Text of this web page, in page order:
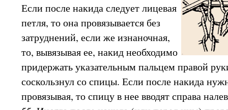
Если после накида следует лицевая
петля, то она провязывается без
затруднений, если же изнаночная,
то, вывязывая ее, накид необходимо
придержать указательным пальцем правой
соскользнул со спицы. Если после накида
провязывая, то спицу в нее вводят справа